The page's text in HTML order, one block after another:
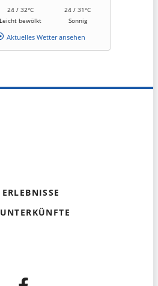
24 / 32°C
Leicht bewölkt
24 / 31°C
Sonnig
Aktuelles Wetter ansehen